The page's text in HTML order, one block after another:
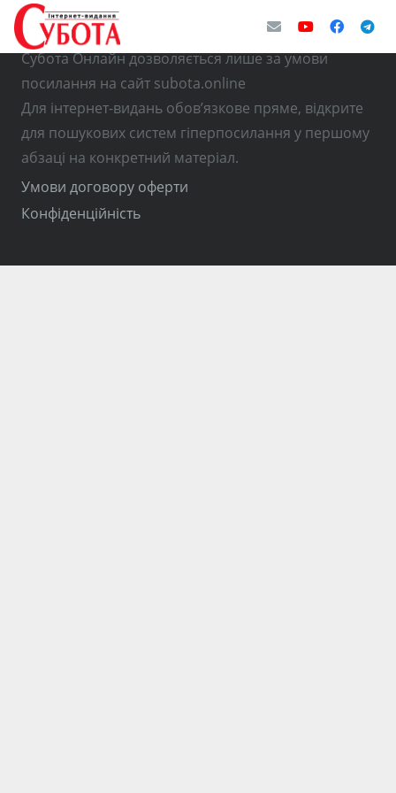
© Використання матеріалів з інтернет-видання
Субота Онлайн дозволяється лише за умови
посилання на сайт subota.online
Для інтернет-видань обов’язкове пряме, відкрите
для пошукових систем гіперпосилання у першому
абзаці на конкретний матеріал.
Умови договору оферти
Конфіденційність